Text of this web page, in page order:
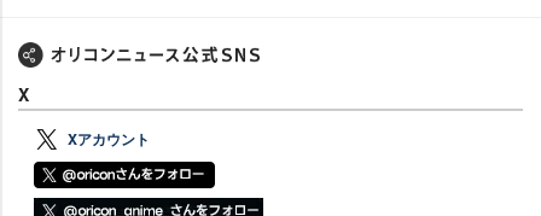
X
Xアカウント